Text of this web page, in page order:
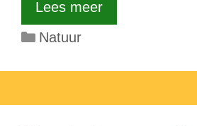
Lees meer
Categorieën
Natuur